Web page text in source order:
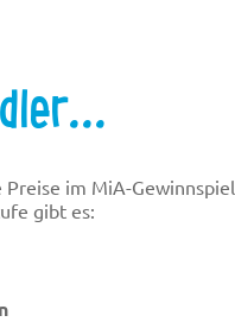
im MiA-Gewinnspiel
gibt es: